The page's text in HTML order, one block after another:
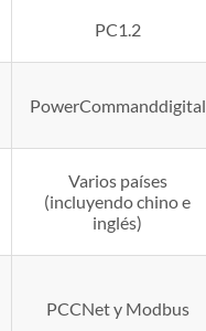
PC1.2
PowerCommanddigital
Varios países
(incluyendo chino e
inglés)
PCCNet y Modbus